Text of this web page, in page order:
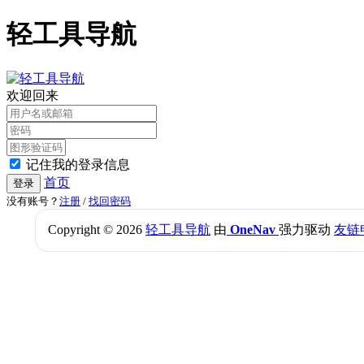
轻工具导航
欢迎回来
记住我的登录信息
登录 首页
没有账号？ 注册 / 找回密码
Copyright © 2026 轻工具导航 由 OneNav 强力驱动 友链